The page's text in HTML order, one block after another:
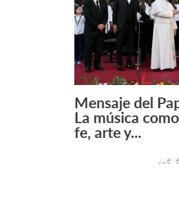
Mensaje del
La música
fe, arte y...